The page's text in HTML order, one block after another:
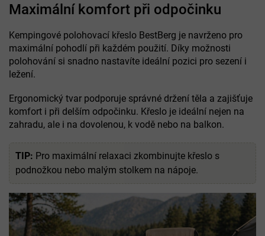
Maximální komfort při odpočinku
Kempingové polohovací křeslo BestBerg je navrženo pro
maximální pohodlí při každém použití. Díky možnosti
polohování si snadno nastavíte ideální pozici pro sezení i
ležení.
Ergonomický tvar podporuje správné držení těla a zajišťuje
komfort i při delším odpočinku. Křeslo je ideální nejen na
zahradu, ale i na dovolenou, k vodě nebo na balkon.
TIP: Pro maximální relaxaci zkombinujte křeslo s
podnožkou nebo malým stolkem na nápoje.